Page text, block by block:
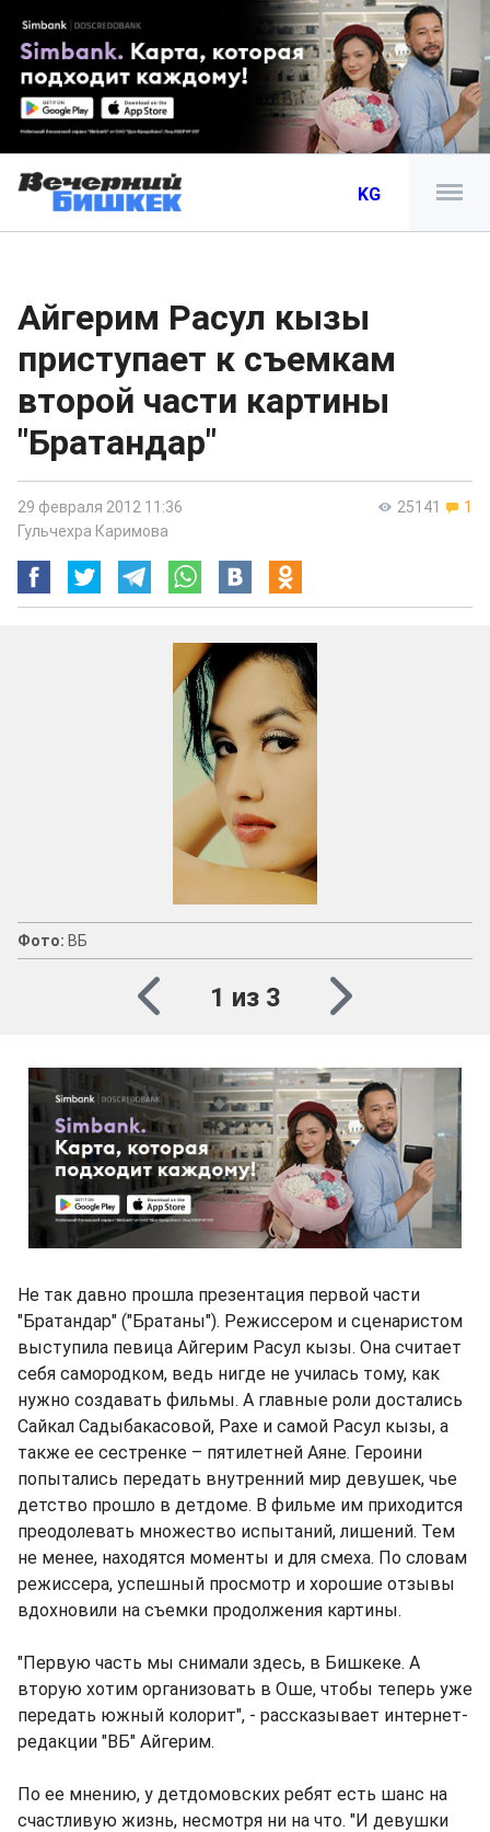
KG
Айгерим Расул кызы
приступает к съемкам
второй части картины
"Братандар"
25141 1
29 февраля 2012 11:36
Гульчехра Каримова
Фото: ВБ
1 из 3
Не так давно прошла презентация первой части
"Братандар" ("Братаны"). Режиссером и сценаристом
выступила певица Айгерим Расул кызы. Она считает
себя самородком, ведь нигде не училась тому, как
нужно создавать фильмы. А главные роли достались
Сайкал Садыбакасовой, Рахе и самой Расул кызы, а
также ее сестренке – пятилетней Аяне. Героини
попытались передать внутренний мир девушек, чье
детство прошло в детдоме. В фильме им приходится
преодолевать множество испытаний, лишений. Тем
не менее, находятся моменты и для смеха. По словам
режиссера, успешный просмотр и хорошие отзывы
вдохновили на съемки продолжения картины.
"Первую часть мы снимали здесь, в Бишкеке. А
вторую хотим организовать в Оше, чтобы теперь уже
передать южный колорит", - рассказывает интернет-
редакции "ВБ" Айгерим.
По ее мнению, у детдомовских ребят есть шанс на
счастливую жизнь, несмотря ни на что. "И девушки